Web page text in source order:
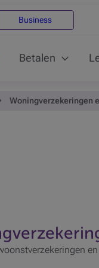
Business
Betalen
Woningverzekeringen